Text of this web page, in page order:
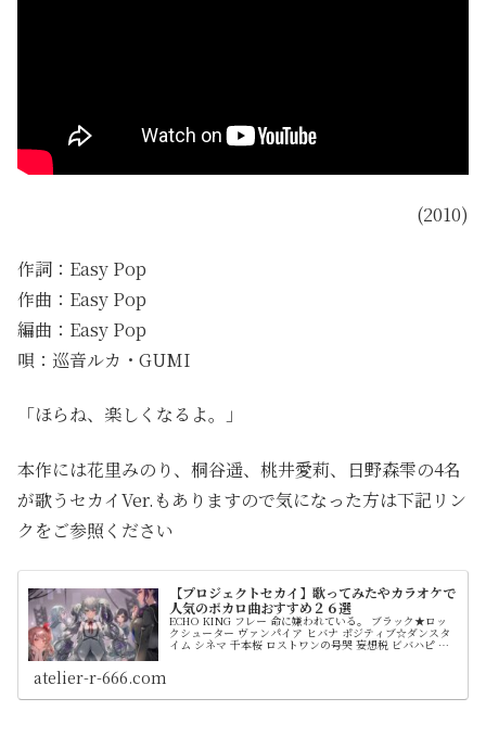
(2010)
作詞：Easy Pop
作曲：Easy Pop
編曲：Easy Pop
唄：巡音ルカ・GUMI
「ほらね、楽しくなるよ。」
本作には花里みのり、桐谷遥、桃井愛莉、日野森雫の4名
が歌うセカイVer.もありますので気になった方は下記リン
クをご参照ください
【プロジェクトセカイ】歌ってみたやカラオケで
人気のボカロ曲おすすめ２６選
ECHO KING フレー 命に嫌われている。 ブラック★ロッ
クシューター ヴァンパイア ヒバナ ポジティブ☆ダンスタ
イム シネマ 千本桜 ロストワンの号哭 妄想税 ビバハピ タ
atelier-r-666.com